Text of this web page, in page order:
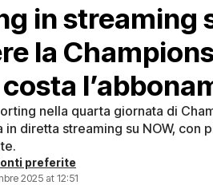
in streaming
la
nella quarta giornata di
diretta streaming su NOW, con
preferite
2025 at 12:51